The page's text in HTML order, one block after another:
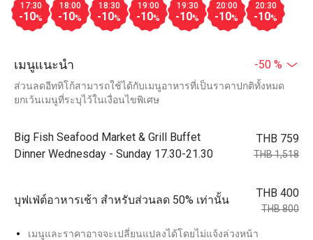
17:30
-10%
18:00
-10%
18:30
-10%
19:00
-10%
19:30
-10%
20:00
-10%
20:30
-10%
เมนูแนะนำ -50 %
ส่วนลดอีททิโก้สามารถใช้ได้กับเมนูอาหารที่เป็นราคาปกติทั้งหมด
ยกเว้นเมนูที่ระบุไว้ในเงื่อนไขพิเศษ
Big Fish Seafood Market & Grill Buffet
Dinner Wednesday - Sunday 17.30-21.30
THB 759
THB 1,518
บุฟเฟ่ต์อาหารเช้า สำหรับส่วนลด 50% เท่านั้น
THB 400
THB 800
เมนูและราคาอาจจะเปลี่ยนแปลงได้โดยไม่แจ้งล่วงหน้า